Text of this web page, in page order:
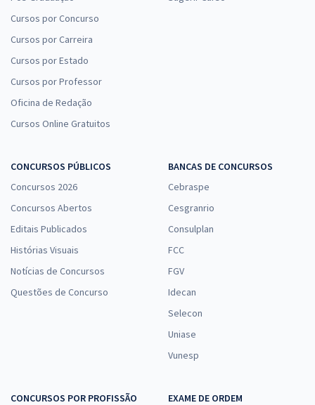
Cursos por Concurso
Cursos por Carreira
Cursos por Estado
Cursos por Professor
Oficina de Redação
Cursos Online Gratuitos
CONCURSOS PÚBLICOS
Concursos 2026
Concursos Abertos
Editais Publicados
Histórias Visuais
Notícias de Concursos
Questões de Concurso
BANCAS DE CONCURSOS
Cebraspe
Cesgranrio
Consulplan
FCC
FGV
Idecan
Selecon
Uniase
Vunesp
CONCURSOS POR PROFISSÃO
EXAME DE ORDEM